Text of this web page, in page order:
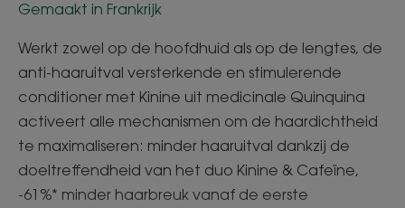
Gemaakt in Frankrijk
Werkt zowel op de hoofdhuid als op de lengtes, de
anti-haaruitval versterkende en stimulerende
conditioner met Kinine uit medicinale Quinquina
activeert alle mechanismen om de haardichtheid
te maximaliseren: minder haaruitval dankzij de
doeltreffendheid van het duo Kinine & Cafeïne,
-61%* minder haarbreuk vanaf de eerste